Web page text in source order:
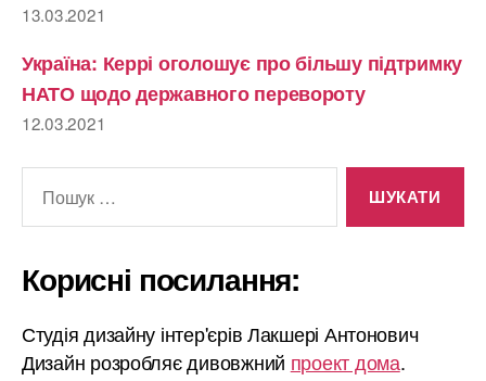
13.03.2021
Україна: Керрі оголошує про більшу підтримку
НАТО щодо державного перевороту
12.03.2021
Корисні посилання:
Студія дизайну інтер'єрів Лакшері Антонович
Дизайн розробляє дивовжний проект дома.